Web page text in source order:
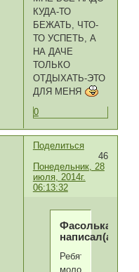
КУДА-ТО
БЕЖАТЬ, ЧТО-
ТО УСПЕТЬ, А
НА ДАЧЕ
ТОЛЬКО
ОТДЫХАТЬ-ЭТО
ДЛЯ МЕНЯ
0
Поделиться
46
Понедельник, 28
июля, 2014г.
06:13:32
Фасолька
написал(а):
Ребята
молоцы,